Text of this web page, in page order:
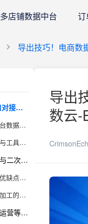
多店铺数据中台 订
导出技巧！电商数
一、数据源接口对接与自动化导出流程的构建
1.深入理解电商平台数据接口的本质与作用
2.自动化流程设计与工具集成的关键
二、报表格式选择与二次加工的实用方法
1.主流报表格式的优缺点分析
2.一键导出与二次加工的高效实践
三、财务、库存、运营等多维度报表一键导出的精细化操作
导出
数云-